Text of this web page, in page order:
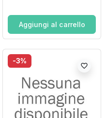
Aggiungi al carrello
-3%
favorite_border